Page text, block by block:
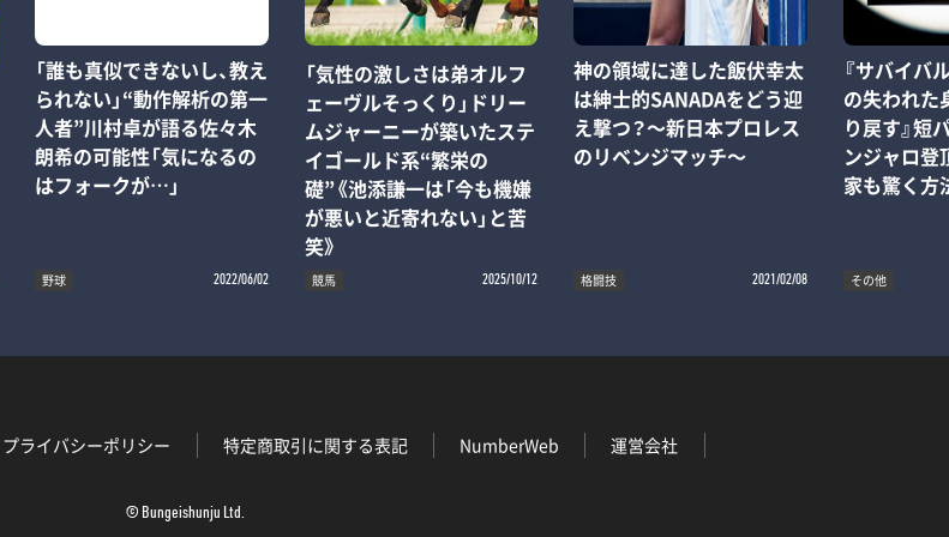
「誰も真似できないし、教え
られない」“動作解析の第一
人者”川村卓が語る佐々木
朗希の可能性「気になるの
はフォークが…」
野球 2022/06/02
「気性の激しさは弟オルフ
ェーヴルそっくり」ドリー
ムジャーニーが築いたステ
イゴールド系“繁栄の
礎”《池添謙一は「今も機嫌
が悪いと近寄れない」と苦
笑》
競馬 2025/10/12
神の領域に達した飯伏幸太
は紳士的SANADAをどう迎
え撃つ？～新日本プロレス
のリベンジマッチ～
格闘技 2021/02/08
『サバイバ
の失われた
り戻す』短
ンジャロ登
家も驚く方
その他
プライバシーポリシー 特定商取引に関する表記 NumberWeb 運営会社
© Bungeishunju Ltd.